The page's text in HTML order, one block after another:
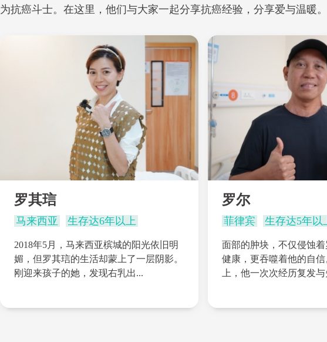
为抗癌斗士。在这里，他们与大家一起分享抗癌经验，分享爱与温暖。
罗其琂
马来西亚 生存达6年以上
2018年5月，马来西亚槟城的阳光依旧明
媚，但罗其琂的生活却蒙上了一层阴影。
刚迎来孩子的她，发现右乳出...
罗尔
菲律宾 生存达5年以
面部的肿块，不仅侵蚀
健康，更吞噬着他的自
上，他一次次经历复发